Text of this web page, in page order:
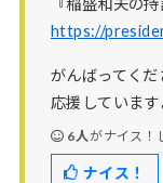
『稲盛和夫の
https://
がんばってくだ
応援しています
6人がナイス！
ナイス！